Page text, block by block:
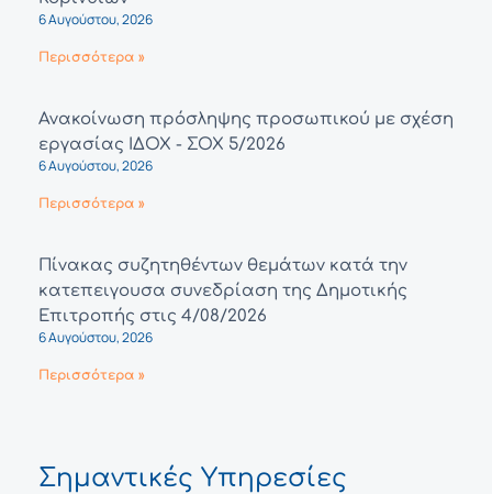
6 Αυγούστου, 2026
Περισσότερα »
Ανακοίνωση πρόσληψης προσωπικού με σχέση
εργασίας ΙΔΟΧ - ΣΟΧ 5/2026
6 Αυγούστου, 2026
Περισσότερα »
Πίνακας συζητηθέντων θεμάτων κατά την
κατεπειγουσα συνεδρίαση της Δημοτικής
Επιτροπής στις 4/08/2026
6 Αυγούστου, 2026
Περισσότερα »
Σημαντικές Υπηρεσίες